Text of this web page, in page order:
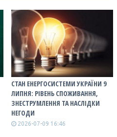
СТАН ЕНЕРГОСИСТЕМИ УКРАЇНИ 9
ЛИПНЯ: РІВЕНЬ СПОЖИВАННЯ,
ЗНЕСТРУМЛЕННЯ ТА НАСЛІДКИ
НЕГОДИ
2026-07-09 16:46